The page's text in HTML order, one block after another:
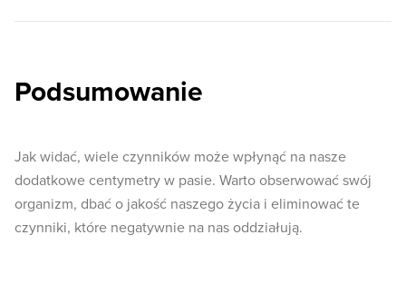
Podsumowanie
Jak widać, wiele czynników może wpłynąć na nasze
dodatkowe centymetry w pasie. Warto obserwować swój
organizm, dbać o jakość naszego życia i eliminować te
czynniki, które negatywnie na nas oddziałują.